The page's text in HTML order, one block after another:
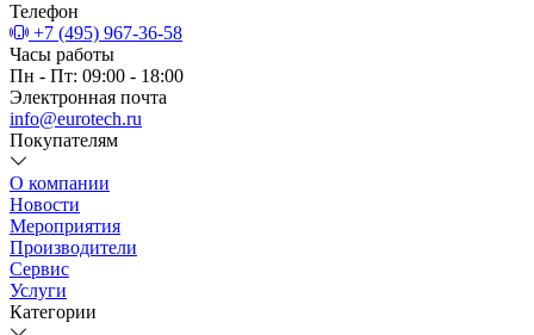
Телефон
+7 (495) 967-36-58
Часы работы
Пн - Пт: 09:00 - 18:00
Электронная почта
info@eurotech.ru
Покупателям
О компании
Новости
Мероприятия
Производители
Сервис
Услуги
Категории